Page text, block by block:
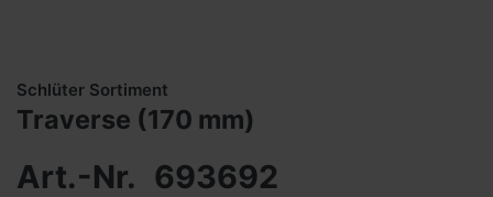
Schlüter Sortiment
Traverse (170 mm)
Art.-Nr. 693692